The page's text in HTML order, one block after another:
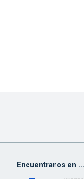
Encuentranos en ...